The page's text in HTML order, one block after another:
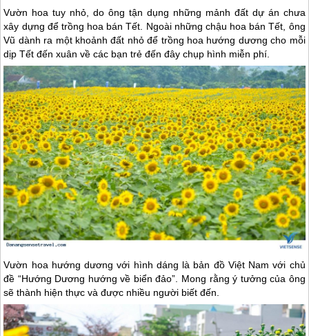
Vườn hoa tuy nhỏ, do ông tận dụng những mảnh đất dự án chưa
xây dựng để trồng hoa bán Tết. Ngoài những chậu hoa bán Tết, ông
Vũ dành ra một khoảnh đất nhỏ để trồng hoa hướng dương cho mỗi
dịp Tết đến xuân về các bạn trẻ đến đây chụp hình miễn phí.
Vườn hoa hướng dương với hình dáng là bản đồ Việt Nam với chủ
đề “Hướng Dương hướng về biển đảo”. Mong rằng ý tưởng của ông
sẽ thành hiện thực và được nhiều người biết đến.